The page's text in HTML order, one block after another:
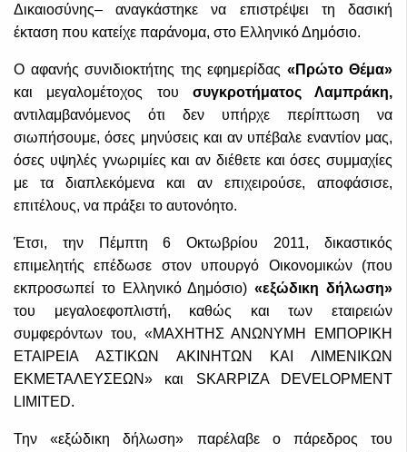
Δικαιοσύνης– αναγκάστηκε να επιστρέψει τη δασική
έκταση που κατείχε παράνομα, στο Ελληνικό Δημόσιο.
Ο αφανής συνιδιοκτήτης της εφημερίδας «Πρώτο Θέμα»
και μεγαλομέτοχος του συγκροτήματος Λαμπράκη,
αντιλαμβανόμενος ότι δεν υπήρχε περίπτωση να
σιωπήσουμε, όσες μηνύσεις και αν υπέβαλε εναντίον μας,
όσες υψηλές γνωριμίες και αν διέθετε και όσες συμμαχίες
με τα διαπλεκόμενα και αν επιχειρούσε, αποφάσισε,
επιτέλους, να πράξει το αυτονόητο.
Έτσι, την Πέμπτη 6 Οκτωβρίου 2011, δικαστικός
επιμελητής επέδωσε στον υπουργό Οικονομικών (που
εκπροσωπεί το Ελληνικό Δημόσιο)«εξώδικη δήλωση»
του μεγαλοεφοπλιστή, καθώς και των εταιρειών
συμφερόντων του, «ΜΑΧΗΤΗΣ ΑΝΩΝΥΜΗ ΕΜΠΟΡΙΚΗ
ΕΤΑΙΡΕΙΑ ΑΣΤΙΚΩΝ ΑΚΙΝΗΤΩΝ ΚΑΙ ΛΙΜΕΝΙΚΩΝ
ΕΚΜΕΤΑΛΕΥΣΕΩΝ» και SKARPIZA DEVELOPMENT
LIMITED.
Την «εξώδικη δήλωση» παρέλαβε ο πάρεδρος του